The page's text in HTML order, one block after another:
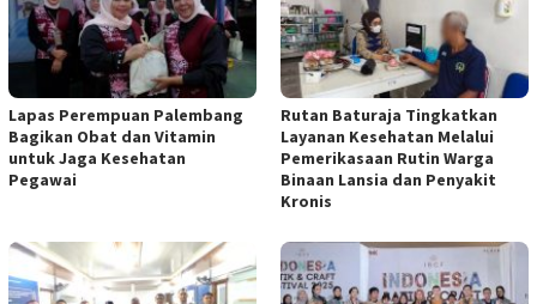
Lapas Perempuan Palembang
Bagikan Obat dan Vitamin
untuk Jaga Kesehatan
Pegawai
Rutan Baturaja Tingkatkan
Layanan Kesehatan Melalui
Pemerikasaan Rutin Warga
Binaan Lansia dan Penyakit
Kronis